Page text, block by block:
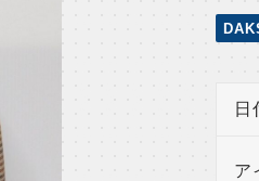
日
ア